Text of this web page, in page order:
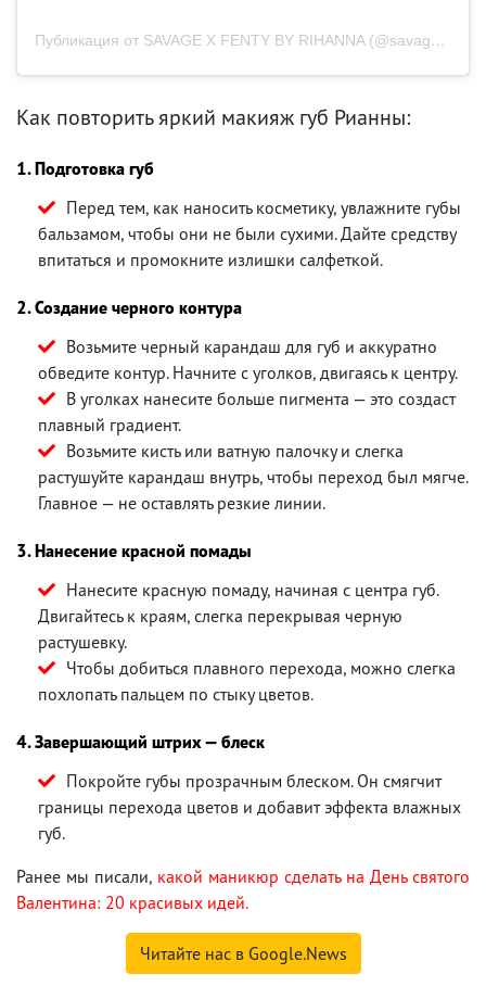
Публикация от SAVAGE X FENTY BY RIHANNA (@savagexfenty)
Как повторить яркий макияж губ Рианны:
1. Подготовка губ
Перед тем, как наносить косметику, увлажните губы
бальзамом, чтобы они не были сухими. Дайте средству
впитаться и промокните излишки салфеткой.
2. Создание черного контура
Возьмите черный карандаш для губ и аккуратно
обведите контур. Начните с уголков, двигаясь к центру.
В уголках нанесите больше пигмента — это создаст
плавный градиент.
Возьмите кисть или ватную палочку и слегка
растушуйте карандаш внутрь, чтобы переход был мягче.
Главное — не оставлять резкие линии.
3. Нанесение красной помады
Нанесите красную помаду, начиная с центра губ.
Двигайтесь к краям, слегка перекрывая черную
растушевку.
Чтобы добиться плавного перехода, можно слегка
похлопать пальцем по стыку цветов.
4. Завершающий штрих — блеск
Покройте губы прозрачным блеском. Он смягчит
границы перехода цветов и добавит эффекта влажных
губ.
Ранее мы писали, какой маникюр сделать на День святого
Валентина: 20 красивых идей.
Читайте нас в Google.News